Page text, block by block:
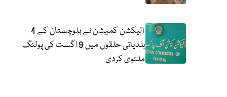
الیکشن کمیشن نے بلوچستان کے 4
بلدیاتی حلقوں میں 9 اگست کی پولنگ
ملتوی کردی